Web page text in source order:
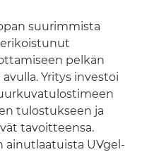
suurimmista
pelkän
Yritys investoi
tulostukseen ja
tavoitteensa.
ainutlaatuista UVgel-